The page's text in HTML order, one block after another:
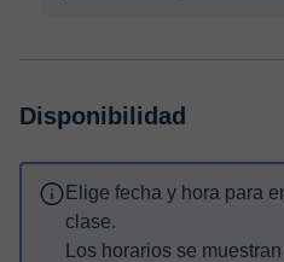
Disponibilidad
Elige fecha y hora para
clase.
Los horarios se